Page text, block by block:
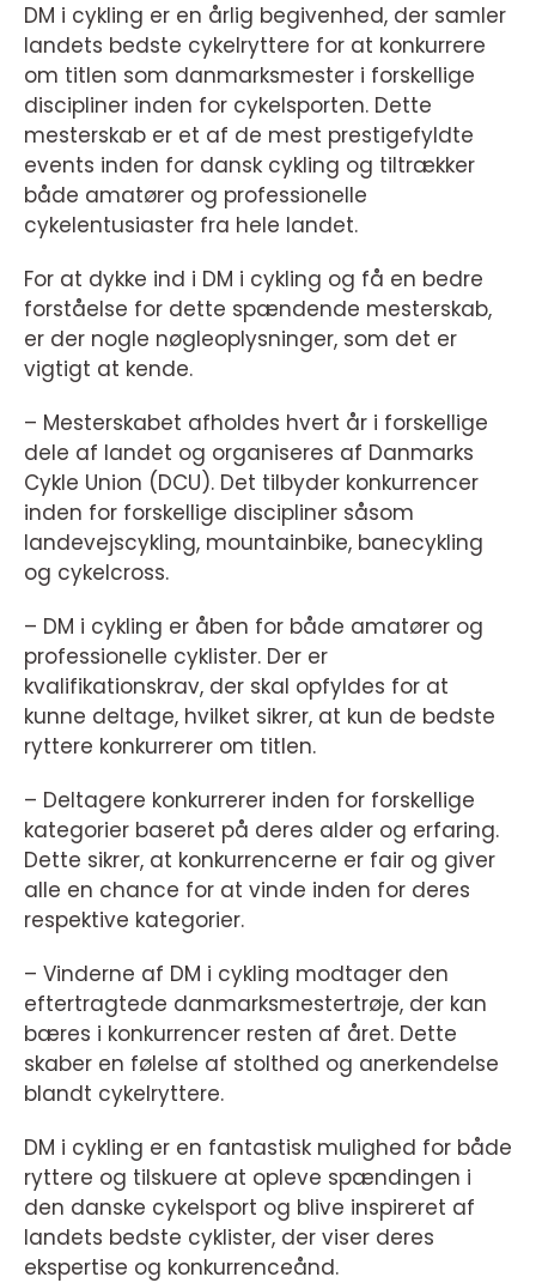
DM i cykling er en årlig begivenhed, der samler
landets bedste cykelryttere for at konkurrere
om titlen som danmarksmester i forskellige
discipliner inden for cykelsporten. Dette
mesterskab er et af de mest prestigefyldte
events inden for dansk cykling og tiltrækker
både amatører og professionelle
cykelentusiaster fra hele landet.
For at dykke ind i DM i cykling og få en bedre
forståelse for dette spændende mesterskab,
er der nogle nøgleoplysninger, som det er
vigtigt at kende.
– Mesterskabet afholdes hvert år i forskellige
dele af landet og organiseres af Danmarks
Cykle Union (DCU). Det tilbyder konkurrencer
inden for forskellige discipliner såsom
landevejscykling, mountainbike, banecykling
og cykelcross.
– DM i cykling er åben for både amatører og
professionelle cyklister. Der er
kvalifikationskrav, der skal opfyldes for at
kunne deltage, hvilket sikrer, at kun de bedste
ryttere konkurrerer om titlen.
– Deltagere konkurrerer inden for forskellige
kategorier baseret på deres alder og erfaring.
Dette sikrer, at konkurrencerne er fair og giver
alle en chance for at vinde inden for deres
respektive kategorier.
– Vinderne af DM i cykling modtager den
eftertragtede danmarksmestertrøje, der kan
bæres i konkurrencer resten af året. Dette
skaber en følelse af stolthed og anerkendelse
blandt cykelryttere.
DM i cykling er en fantastisk mulighed for både
ryttere og tilskuere at opleve spændingen i
den danske cykelsport og blive inspireret af
landets bedste cyklister, der viser deres
ekspertise og konkurrenceånd.